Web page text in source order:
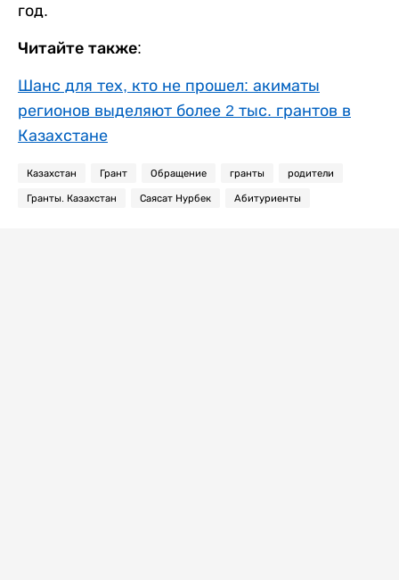
год.
Читайте также:
Шанс для тех, кто не прошел: акиматы
регионов выделяют более 2 тыс. грантов в
Казахстане
Казахстан Грант Обращение гранты родители
Гранты. Казахстан Саясат Нурбек Абитуриенты